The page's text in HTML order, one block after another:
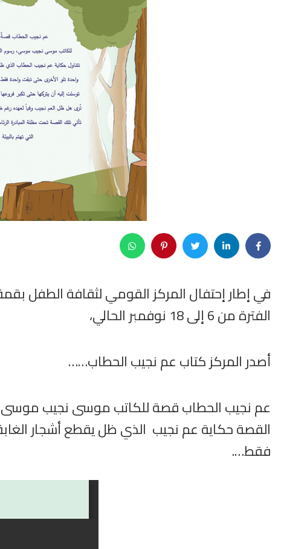
الفترة من 6 إلى 18 نوفمبر الحالي،
أصدر المركز كتاب عم نجيب الحطاب……
عم نجيب الحطاب قصة للكاتب موسى نجيب موسى،
القصة حكاية عم نجيب الذي ظل يقطع أشجار
فقط….